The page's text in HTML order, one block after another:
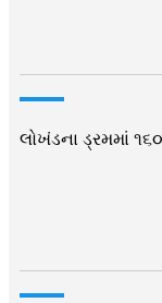
લોખંડના ડ્રમમાં